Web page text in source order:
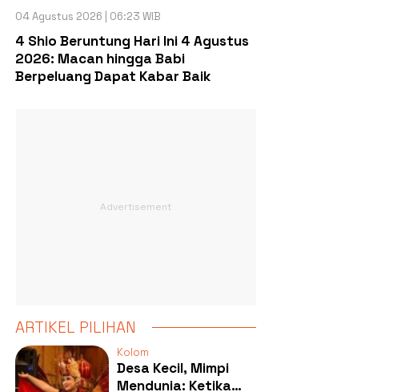
04 Agustus 2026 | 06:23 WIB
4 Shio Beruntung Hari Ini 4 Agustus
2026: Macan hingga Babi
Berpeluang Dapat Kabar Baik
ARTIKEL PILIHAN
Kolom
Desa Kecil, Mimpi
Mendunia: Ketika